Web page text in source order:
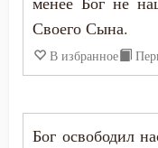
Исправление
Своего Сына.
В избранное
Бог освободил